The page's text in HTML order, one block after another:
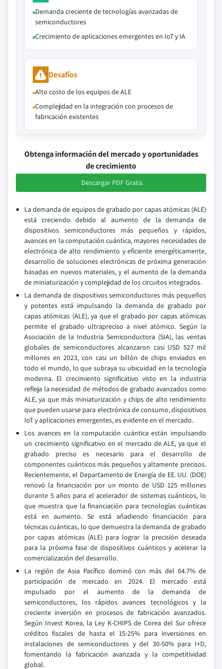
Demanda creciente de tecnologías avanzadas de
semiconductores
Crecimiento de aplicaciones emergentes en IoT y IA
Desafíos
Alto costo de los equipos de ALE
Complejidad en la integración con procesos de
fabricación existentes
Obtenga información del mercado y oportunidades
de crecimiento
Descargar PDF Gratis
La demanda de equipos de grabado por capas atómicas (ALE)
está creciendo debido al aumento de la demanda de
dispositivos semiconductores más pequeños y rápidos,
avances en la computación cuántica, mayores necesidades de
electrónica de alto rendimiento y eficiente energéticamente,
desarrollo de soluciones electrónicas de próxima generación
basadas en nuevos materiales, y el aumento de la demanda
de miniaturización y complejidad de los circuitos integrados.
La demanda de dispositivos semiconductores más pequeños
y potentes está impulsando la demanda de grabado por
capas atómicas (ALE), ya que el grabado por capas atómicas
permite el grabado ultrapreciso a nivel atómico. Según la
Asociación de la Industria Semiconductora (SIA), las ventas
globales de semiconductores alcanzaron casi USD 527 mil
millones en 2023, con casi un billón de chips enviados en
todo el mundo, lo que subraya su ubicuidad en la tecnología
moderna. El crecimiento significativo visto en la industria
refleja la necesidad de métodos de grabado avanzados como
ALE, ya que más miniaturización y chips de alto rendimiento
que pueden usarse para electrónica de consumo, dispositivos
IoT y aplicaciones emergentes, es evidente en el mercado.
Los avances en la computación cuántica están impulsando
un crecimiento significativo en el mercado de ALE, ya que el
grabado preciso es necesario para el desarrollo de
componentes cuánticos más pequeños y altamente precisos.
Recientemente, el Departamento de Energía de EE. UU. (DOE)
renovó la financiación por un monto de USD 125 millones
durante 5 años para el acelerador de sistemas cuánticos, lo
que muestra que la financiación para tecnologías cuánticas
está en aumento. Se está añadiendo financiación para
técnicas cuánticas, lo que demuestra la demanda de grabado
por capas atómicas (ALE) para lograr la precisión deseada
para la próxima fase de dispositivos cuánticos y acelerar la
comercialización del desarrollo.
La región de Asia Pacífico dominó con más del 64.7% de
participación de mercado en 2024. El mercado está
impulsado por el aumento de la demanda de
semiconductores, los rápidos avances tecnológicos y la
creciente inversión en procesos de fabricación avanzados.
Según Invest Korea, la Ley K-CHIPS de Corea del Sur ofrece
créditos fiscales de hasta el 15-25% para inversiones en
instalaciones de semiconductores y del 30-50% para I+D,
fomentando la fabricación avanzada y la competitividad
global.